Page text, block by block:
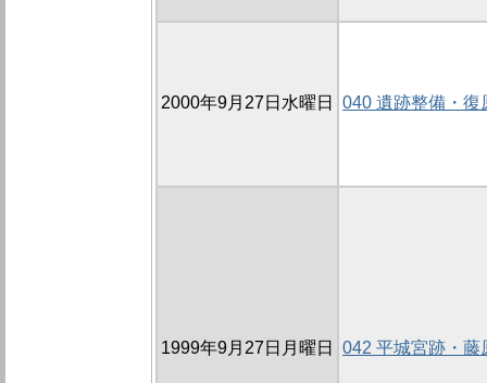
2000年9月27日水曜日 040 遺跡整備・復
1999年9月27日月曜日 042 平城宮跡・藤